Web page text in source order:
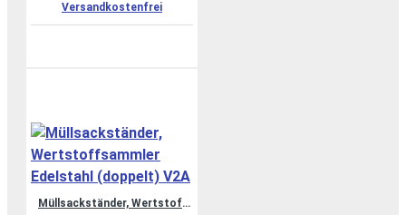
Versandkostenfrei
Müllsackständer, Wertstoffsammler Edelstahl (doppelt) V2A